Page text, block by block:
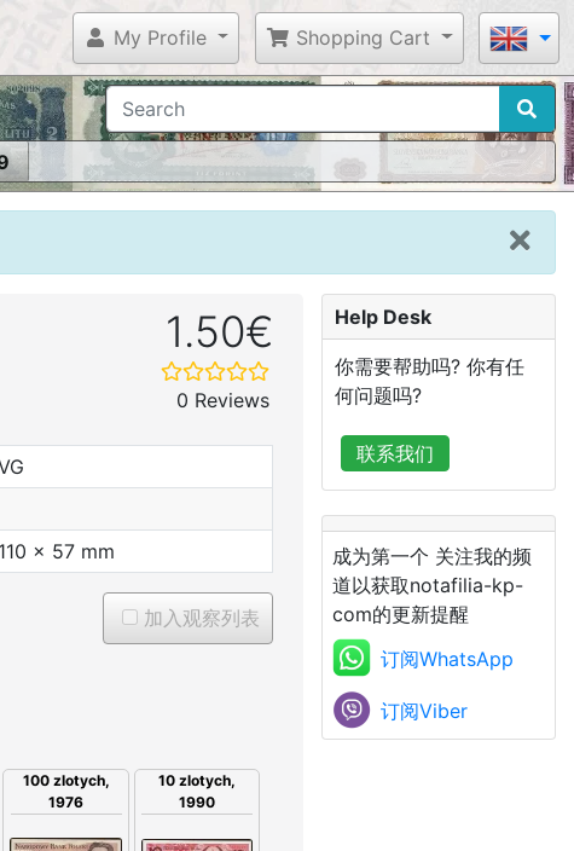
My Profile Shopping Cart
1.50€
0 Reviews
110 x 57 mm
加入观察列表
100 zlotych,
1976
10 zlotych,
1990
Help Desk
你需要帮助吗? 你有任
何问题吗?
联系我们
成为第一个 关注我的频
道以获取notafilia-kp-
com的更新提醒
订阅WhatsApp
订阅Viber